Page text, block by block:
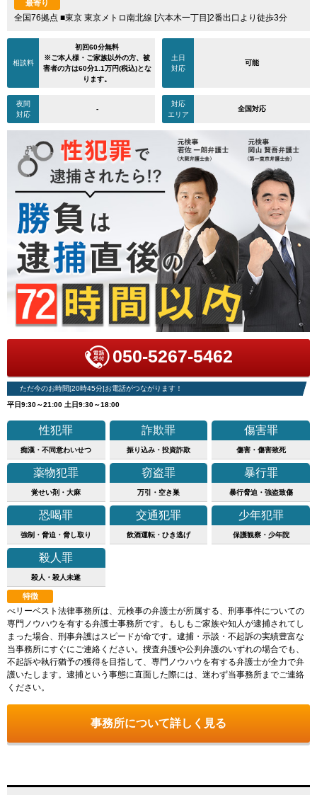
最寄り
全国76拠点 ■東京 東京メトロ南北線 [六本木一丁目]2番出口より徒歩3分
相談料
初回60分無料
※ご本人様・ご家族以外の方、被
害者の方は60分1.1万円(税込)とな
ります。
土日
対応
可能
夜間
対応
-
対応
エリア
全国対応
050-5267-5462
ただ今のお時間[20時45分]お電話がつながります！
平日9:30～21:00 土日9:30～18:00
性犯罪
痴漢・不同意わいせつ
詐欺罪
振り込み・投資詐欺
傷害罪
傷害・傷害致死
薬物犯罪
覚せい剤・大麻
窃盗罪
万引・空き巣
暴行罪
暴行脅迫・強盗致傷
恐喝罪
強制・脅迫・脅し取り
交通犯罪
飲酒運転・ひき逃げ
少年犯罪
保護観察・少年院
殺人罪
殺人・殺人未遂
特徴
べリーベスト法律事務所は、元検事の弁護士が所属する、刑事事件についての
専門ノウハウを有する弁護士事務所です。もしもご家族や知人が逮捕されてし
まった場合、刑事弁護はスピードが命です。逮捕・示談・不起訴の実績豊富な
当事務所にすぐにご連絡ください。捜査弁護や公判弁護のいずれの場合でも、
不起訴や執行猶予の獲得を目指して、専門ノウハウを有する弁護士が全力で弁
護いたします。逮捕という事態に直面した際には、迷わず当事務所までご連絡
ください。
事務所について詳しく見る